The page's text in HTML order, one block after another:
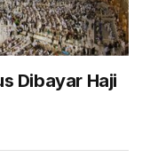
Dibayar Haji